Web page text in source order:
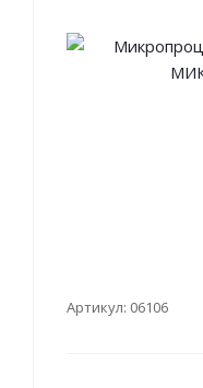
Артикул: 06106